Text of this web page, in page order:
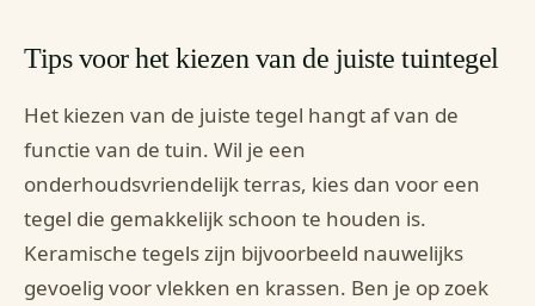
Tips voor het kiezen van de juiste tuintegel
Het kiezen van de juiste tegel hangt af van de
functie van de tuin. Wil je een
onderhoudsvriendelijk terras, kies dan voor een
tegel die gemakkelijk schoon te houden is.
Keramische tegels zijn bijvoorbeeld nauwelijks
gevoelig voor vlekken en krassen. Ben je op zoek